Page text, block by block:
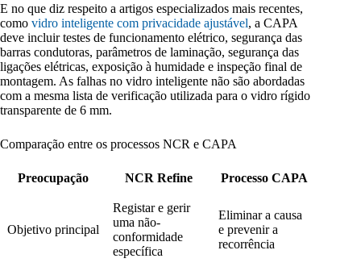
E no que diz respeito a artigos especializados mais recentes,
como vidro inteligente com privacidade ajustável, a CAPA
deve incluir testes de funcionamento elétrico, segurança das
barras condutoras, parâmetros de laminação, segurança das
ligações elétricas, exposição à humidade e inspeção final de
montagem. As falhas no vidro inteligente não são abordadas
com a mesma lista de verificação utilizada para o vidro rígido
transparente de 6 mm.
Comparação entre os processos NCR e CAPA
Preocupação NCR Refine Processo CAPA
Objetivo principal
Registar e gerir
uma não-
conformidade
específica
Eliminar a causa
e prevenir a
recorrência